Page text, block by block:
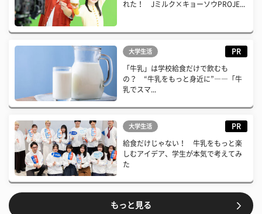
れた！ Jミルク×キョーソウPROJE...
大学生活 PR
「牛乳」は学校給食だけで飲むも
の？ “牛乳をもっと身近に”――「牛
乳でスマ...
大学生活 PR
給食だけじゃない！ 牛乳をもっと楽
しむアイデア、学生が本気で考えてみ
た
もっと見る